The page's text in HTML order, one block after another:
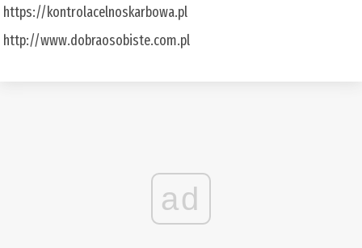
https://kontrolacelnoskarbowa.pl
http://www.dobraosobiste.com.pl
ad